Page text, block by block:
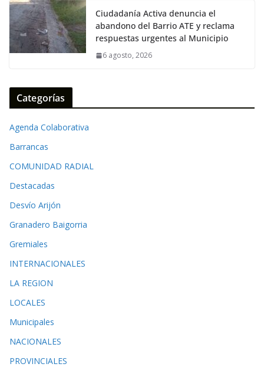
Ciudadanía Activa denuncia el
abandono del Barrio ATE y reclama
respuestas urgentes al Municipio
6 agosto, 2026
Categorías
Agenda Colaborativa
Barrancas
COMUNIDAD RADIAL
Destacadas
Desvío Arijón
Granadero Baigorria
Gremiales
INTERNACIONALES
LA REGION
LOCALES
Municipales
NACIONALES
PROVINCIALES